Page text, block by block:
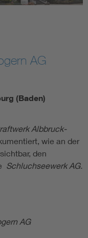
AG
(Baden)
Albbruck-
wie an der
den
Schluchseewerk AG.
AG